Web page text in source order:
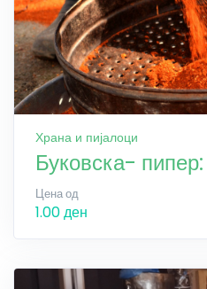
Храна и пијалоци
Буковска-
Цена од
1.00 ден